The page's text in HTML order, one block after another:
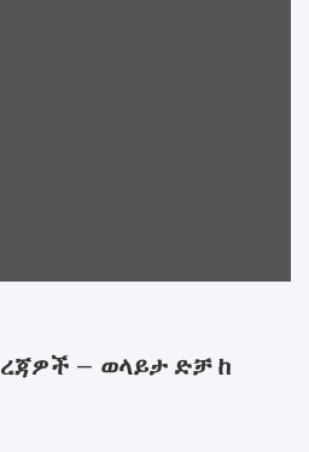
– ወላይታ ድቻ ከ